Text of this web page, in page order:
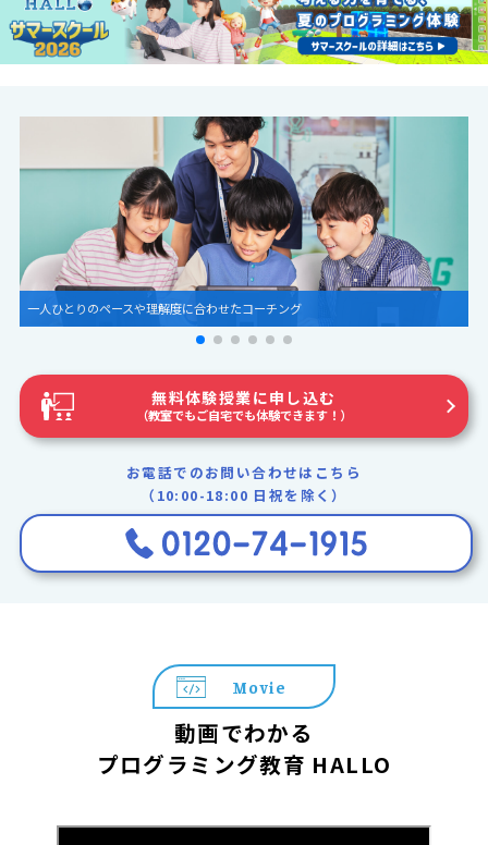
圧倒的な世界観とグラフィック
無料体験授業に申し込む
（教室でもご自宅でも体験できます！）
お電話でのお問い合わせはこちら
（10:00-18:00 日祝を除く）
Movie
動画でわかる
プログラミング教育 HALLO